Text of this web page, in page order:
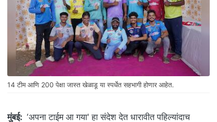
14 टीम आणि 200 पेक्षा जास्त खेळाडू या स्पर्धेत सहभागी होणार आहेत.
मुंबई: ‘अपना टाईम आ गया' हा संदेश देत धारावीत पहिल्यांदाच